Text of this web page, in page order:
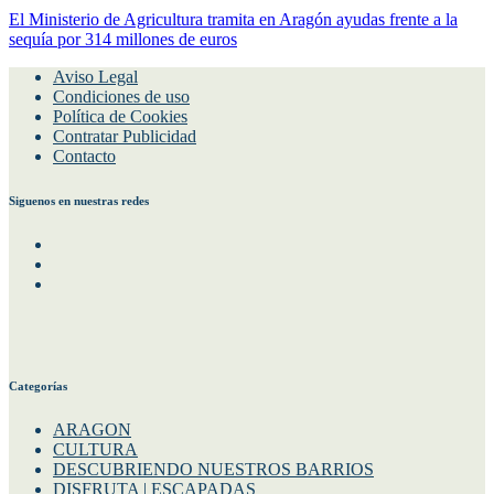
El Ministerio de Agricultura tramita en Aragón ayudas frente a la
sequía por 314 millones de euros
Aviso Legal
Condiciones de uso
Política de Cookies
Contratar Publicidad
Contacto
Siguenos en nuestras redes
Categorías
ARAGON
CULTURA
DESCUBRIENDO NUESTROS BARRIOS
DISFRUTA | ESCAPADAS